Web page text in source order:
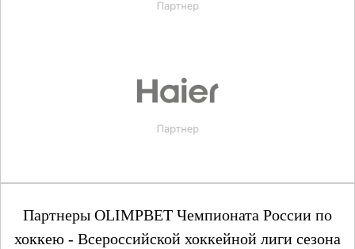
Партнеры OLIMPBET Чемпионата России по
хоккею - Всероссийской хоккейной лиги сезона